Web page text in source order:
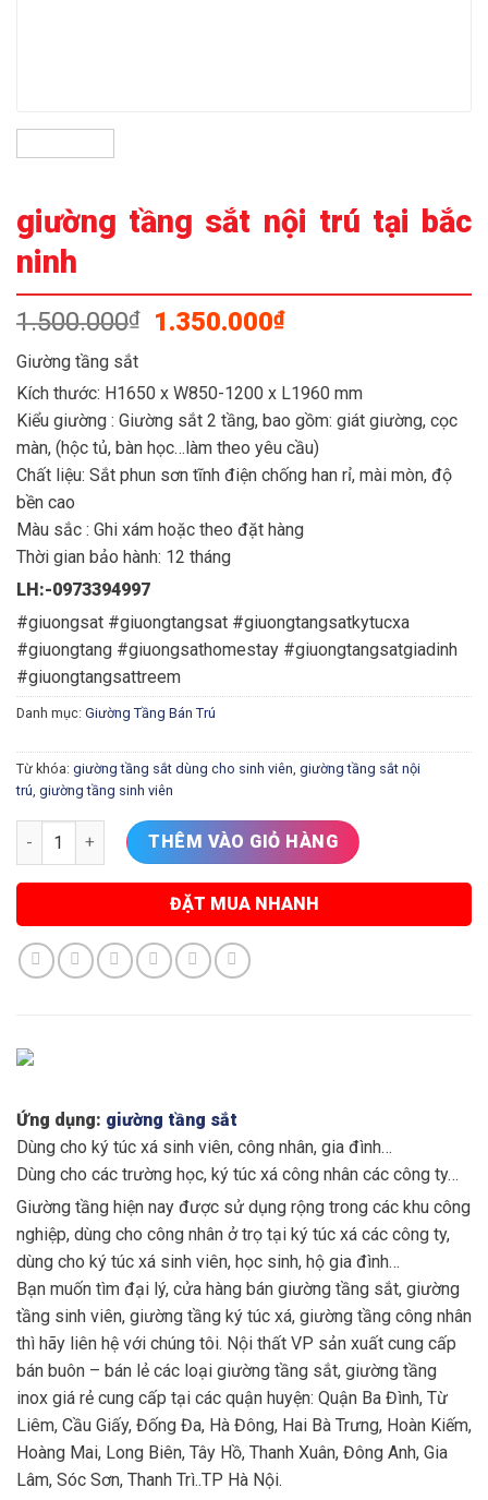
giường tầng sắt nội trú tại bắc
ninh
1.500.000₫
Giá
1.500.000₫.
1.350.000₫Giá
là:
1.350.000₫.
Giường tầng sắt
Kích thước: H1650 x W850-1200 x L1960 mm
Kiểu giường : Giường sắt 2 tầng, bao gồm: giát giường, cọc
màn, (hộc tủ, bàn học…làm theo yêu cầu)
Chất liệu: Sắt phun sơn tĩnh điện chống han rỉ, mài mòn, độ
bền cao
Màu sắc : Ghi xám hoặc theo đặt hàng
Thời gian bảo hành: 12 tháng
LH:-0973394997
#giuongsat #giuongtangsat #giuongtangsatkytucxa
#giuongtang #giuongsathomestay #giuongtangsatgiadinh
#giuongtangsattreem
Danh mục: Giường Tầng Bán Trú
Từ khóa: giường tầng sắt dùng cho sinh viên giường tầng sắt nội
trú giường tầng sinh viên
giường tầng sắt nội trú tại bắc ninh số lượng
THÊM VÀO GIỎ HÀNG
ĐẶT MUA NHANH
Ứng dụng: giường tầng sắt
Dùng cho ký túc xá sinh viên, công nhân, gia đình…
Dùng cho các trường học, ký túc xá công nhân các công ty…
Giường tầng hiện nay được sử dụng rộng trong các khu công
nghiệp, dùng cho công nhân ở trọ tại ký túc xá các công ty,
dùng cho ký túc xá sinh viên, học sinh, hộ gia đình…
Bạn muốn tìm đại lý, cửa hàng bán giường tầng sắt, giường
tầng sinh viên, giường tầng ký túc xá, giường tầng công nhân
thì hãy liên hệ với chúng tôi. Nội thất VP sản xuất cung cấp
bán buôn – bán lẻ các loại giường tầng sắt, giường tầng
inox giá rẻ cung cấp tại các quận huyện: Quận Ba Đình, Từ
Liêm, Cầu Giấy, Đống Đa, Hà Đông, Hai Bà Trưng, Hoàn Kiếm,
Hoàng Mai, Long Biên, Tây Hồ, Thanh Xuân, Đông Anh, Gia
Lâm, Sóc Sơn, Thanh Trì..TP Hà Nội.